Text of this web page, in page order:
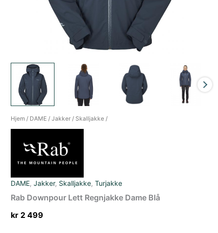
Hjem / DAME /Jakker / Skalljakke /
DAME,Jakker, Skalljakke,Turjakke
Rab Downpour Lett Regnjakke Dame Blå
kr 2 499